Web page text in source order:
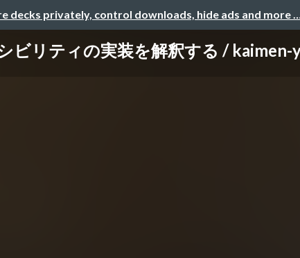
decks privately, control downloads, hide ads and more
リティの実装を解釈する / kaimen-